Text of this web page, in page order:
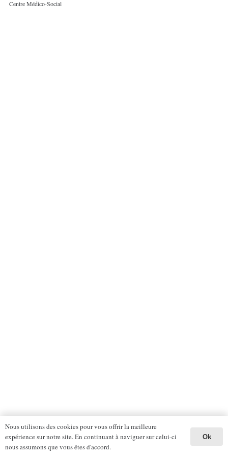
Centre Médico-Social
Nous utilisons des cookies pour vous offrir la meilleure
expérience sur notre site. En continuant à naviguer sur celui-ci
nous assumons que vous êtes d'accord.
Ok